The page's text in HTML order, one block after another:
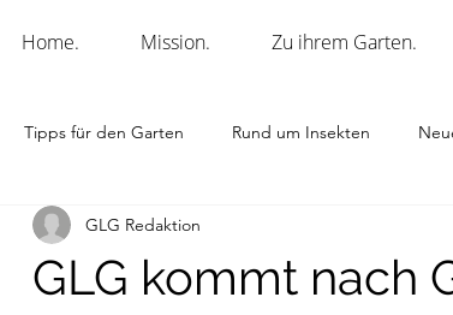
Home. Mission. Zu ihrem Garten.
Tipps für den Garten Rund um Insekten
GLG kommt nach
GLG Redaktion